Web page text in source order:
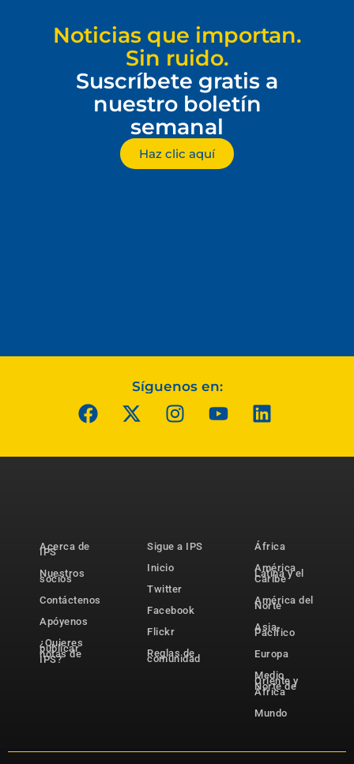
Noticias que importan.
Sin ruido.
Suscríbete gratis a
nuestro boletín
semanal
Haz clic aquí
Síguenos en:
Acerca de
IPS
Nuestros
socios
Contáctenos
Apóyenos
¿Quieres
publicar
notas de
IPS?
Sigue a IPS
Inicio
Twitter
Facebook
Flickr
Reglas de
comunidad
África
América
Latina y el
Caribe
América del
Norte
Asia-
Pacífico
Europa
Medio
Oriente y
Norte de
África
Mundo